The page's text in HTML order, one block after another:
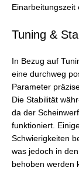
Einarbeitungszeit
Tuning &
In Bezug auf
eine durchweg
Parameter
Die Stabilität
da der
funktioniert.
Schwierigkeiten
was jedoch in
behoben werden